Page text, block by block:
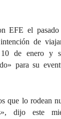
EFE el pasado
de
de enero y
para su
que lo rodean
dijo este